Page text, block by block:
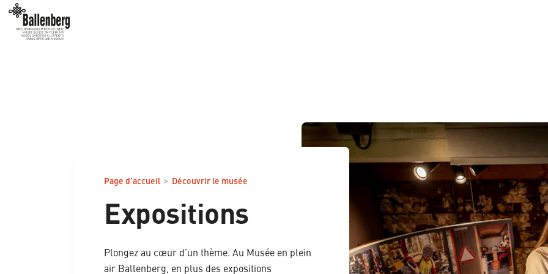
Page d’accueil > Découvrir le musée
Expositions
Plongez au cœur d’un thème. Au Musée en plein
air Ballenberg, en plus des expositions